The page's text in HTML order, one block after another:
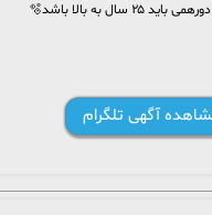
به بالا باشد🫧
آگهی تلگرام